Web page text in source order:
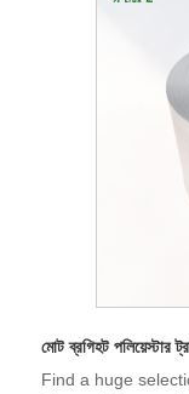
মোট ব্রগিহট পলিয়েস্টার
Find a huge